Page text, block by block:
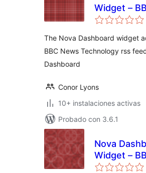
Widget –
–
The Nova Dashboard widget
BBC News Technology rss
Dashboard
Conor Lyons
10+ instalaciones activas
Probado con 3.6.1
Nova
Widget –
– Politics